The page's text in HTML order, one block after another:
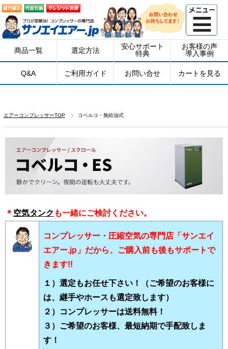
商品一覧 選定方法
安心サポート
特典
お客様の声
導入事例
Q&A ご利用ガイド お問い合せ カートを見る
エアーコンプレッサーTOP コベルコ・無給油式
＊ 空気タンク も一緒にご検討ください。
コンプレッサー・圧縮空気の専門店「サンエイ
エアー.jp」だから、ご購入前も後もサポートで
きます!!
１）選定もお任せ下さい！（ご希望のお客様に
は、継手やホースも選定致します）
２）コンプレッサーは送料無料！
３）ご希望のお客様、最短納期で手配致しま
す！